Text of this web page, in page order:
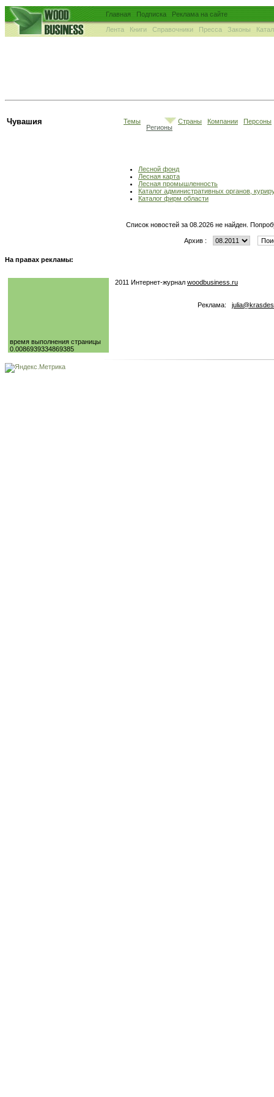
Главная Подписка Реклама на сайте
Лента Книги Справочники Пресса Законы
Чувашия
Темы
Регионы
Страны Компании Персоны
Лесной фонд
Лесная карта
Лесная промышленность
Каталог административных органов,
Каталог фирм области
Список новостей за 08.2026 не найден.
Архив :
На правах рекламы:
время выполнения страницы
0.0086939334869385
2011 Интернет-журнал woodbusiness.ru
Реклама: